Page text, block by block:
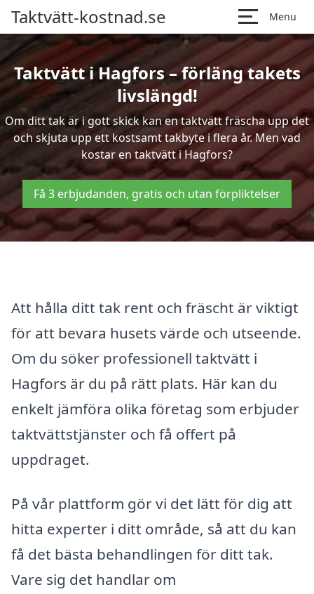
Taktvätt-kostnad.se Menu
Taktvätt i Hagfors – förläng takets
livslängd!
Om ditt tak är i gott skick kan en taktvätt fräscha upp det
och skjuta upp ett kostsamt takbyte i flera år. Men vad
kostar en taktvätt i Hagfors?
Få 3 erbjudanden, gratis och utan förpliktelser
Att hålla ditt tak rent och fräscht är viktigt
för att bevara husets värde och utseende.
Om du söker professionell taktvätt i
Hagfors är du på rätt plats. Här kan du
enkelt jämföra olika företag som erbjuder
taktvättstjänster och få offert på
uppdraget.
På vår plattform gör vi det lätt för dig att
hitta experter i ditt område, så att du kan
få det bästa behandlingen för ditt tak.
Vare sig det handlar om